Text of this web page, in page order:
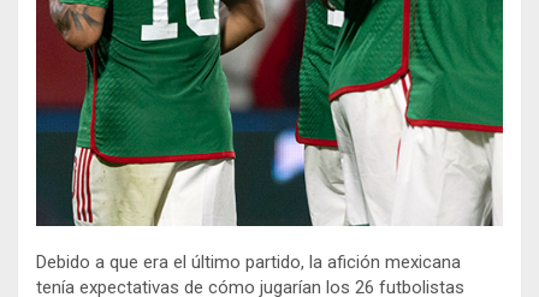
Debido a que era el último partido, la afición mexicana
tenía expectativas de cómo jugarían los 26 futbolistas